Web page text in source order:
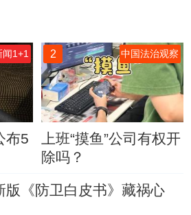
闻1+1
布5
2 中国法治观察
上班“摸鱼”公司有权开
除吗？
版《防卫白皮书》藏祸心